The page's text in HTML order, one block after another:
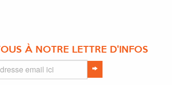
À NOTRE LETTRE D'INFOS